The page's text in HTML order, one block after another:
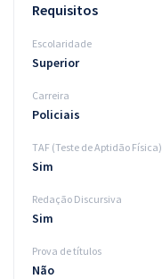
Requisitos
Escolaridade
Superior
Carreira
Policiais
TAF (Teste de Aptidão Física)
Sim
Redação Discursiva
Sim
Prova de títulos
Não